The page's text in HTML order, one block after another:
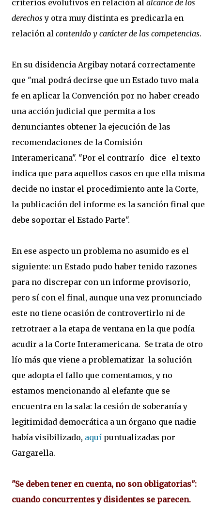
criterios evolutivos en relación al alcance de los
derechos y otra muy distinta es predicarla en
relación al contenido y carácter de las competencias.
En su disidencia Argibay notará correctamente
que "mal podrá decirse que un Estado tuvo mala
fe en aplicar la Convención por no haber creado
una acción judicial que permita a los
denunciantes obtener la ejecución de las
recomendaciones de la Comisión
Interamericana". "Por el contrarío -dice- el texto
indica que para aquellos casos en que ella misma
decide no instar el procedimiento ante la Corte,
la publicación del informe es la sanción final que
debe soportar el Estado Parte".
En ese aspecto un problema no asumido es el
siguiente: un Estado pudo haber tenido razones
para no discrepar con un informe provisorio,
pero sí con el final, aunque una vez pronunciado
este no tiene ocasión de controvertirlo ni de
retrotraer a la etapa de ventana en la que podía
acudir a la Corte Interamericana. Se trata de otro
lío más que viene a problematizar la solución
que adopta el fallo que comentamos, y no
estamos mencionando al elefante que se
encuentra en la sala: la cesión de soberanía y
legitimidad democrática a un órgano que nadie
había visibilizado, aquí puntualizadas por
Gargarella.
"Se deben tener en cuenta, no son obligatorias":
cuando concurrentes y disidentes se parecen.